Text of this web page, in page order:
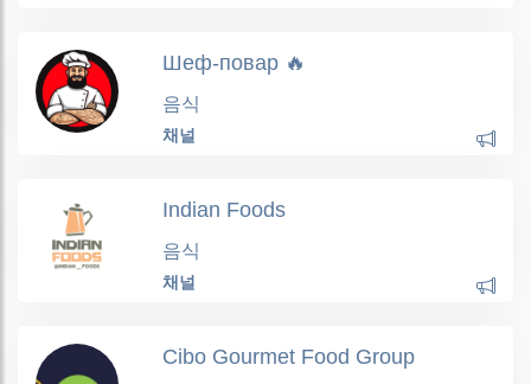
Шеф-повар 🔥
음식
채널
Indian Foods
음식
채널
Cibo Gourmet Food Group